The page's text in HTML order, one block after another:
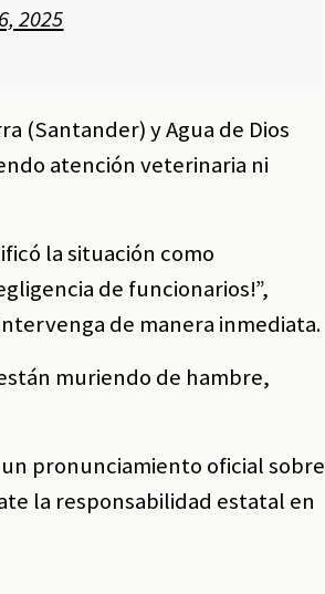
2025
(Santander) y Agua de Dios
atención veterinaria ni
la situación como
de funcionarios!”,
de manera inmediata.
muriendo de hambre,
pronunciamiento oficial sobre
la responsabilidad estatal en